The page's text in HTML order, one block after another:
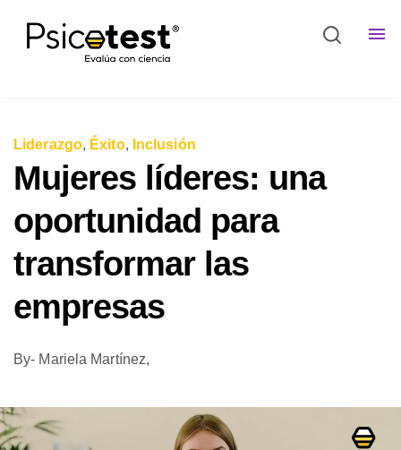
Liderazgo, Éxito, Inclusión
Mujeres líderes: una
oportunidad para
transformar las
empresas
By- Mariela Martínez,